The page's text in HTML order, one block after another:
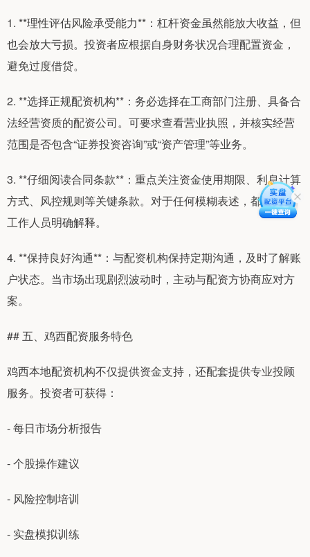
1. **理性评估风险承受能力**：杠杆资金虽然能放大收益，但
也会放大亏损。投资者应根据自身财务状况合理配置资金，
避免过度借贷。
2. **选择正规配资机构**：务必选择在工商部门注册、具备合
法经营资质的配资公司。可要求查看营业执照，并核实经营
范围是否包含“证券投资咨询”或“资产管理”等业务。
3. **仔细阅读合同条款**：重点关注资金使用期限、利息计算
方式、风控规则等关键条款。对于任何模糊表述，都应要求
工作人员明确解释。
4. **保持良好沟通**：与配资机构保持定期沟通，及时了解账
户状态。当市场出现剧烈波动时，主动与配资方协商应对方
案。
## 五、鸡西配资服务特色
鸡西本地配资机构不仅提供资金支持，还配套提供专业投顾
服务。投资者可获得：
- 每日市场分析报告
- 个股操作建议
- 风险控制培训
- 实盘模拟训练